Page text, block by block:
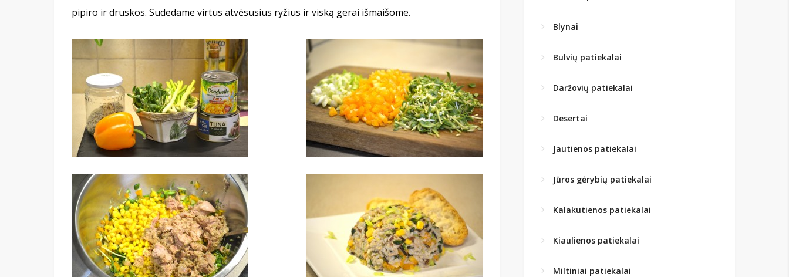
pipiro ir druskos. Sudedame virtus atvėsusius ryžius ir viską gerai išmaišome.
Blynai
Bulvių patiekalai
Daržovių patiekalai
Desertai
Jautienos patiekalai
Jūros gėrybių patiekalai
Kalakutienos patiekalai
Kiaulienos patiekalai
Miltiniai patiekalai